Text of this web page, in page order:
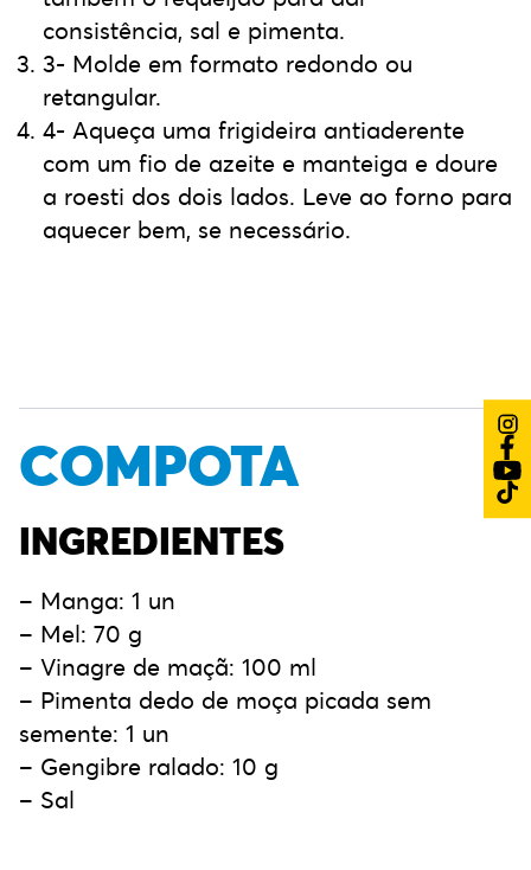
consistência, sal e pimenta.
3- Molde em formato redondo ou
retangular.
4- Aqueça uma frigideira antiaderente
com um fio de azeite e manteiga e doure
a roesti dos dois lados. Leve ao forno para
aquecer bem, se necessário.
COMPOTA
INGREDIENTES
– Manga: 1 un
– Mel: 70 g
– Vinagre de maçã: 100 ml
– Pimenta dedo de moça picada sem
semente: 1 un
– Gengibre ralado: 10 g
– Sal